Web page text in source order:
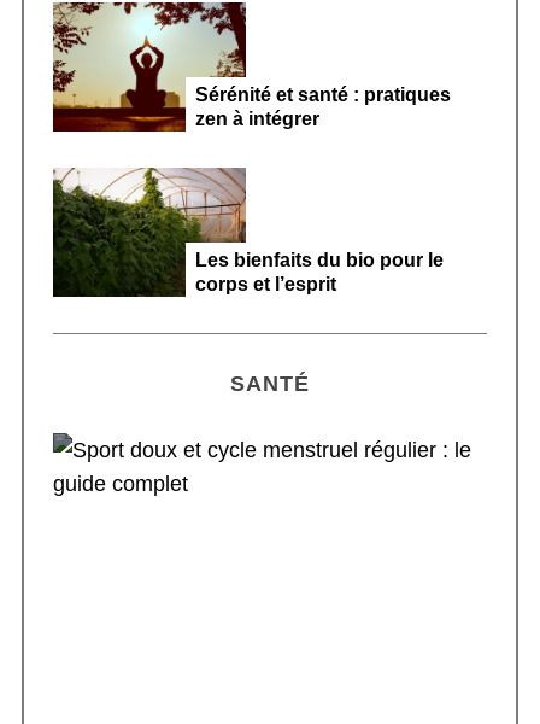
Sérénité et santé : pratiques
zen à intégrer
Les bienfaits du bio pour le
corps et l’esprit
SANTÉ